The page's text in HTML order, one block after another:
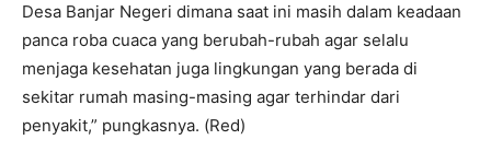
Desa Banjar Negeri dimana saat ini masih dalam keadaan
panca roba cuaca yang berubah-rubah agar selalu
menjaga kesehatan juga lingkungan yang berada di
sekitar rumah masing-masing agar terhindar dari
penyakit,” pungkasnya. (Red)